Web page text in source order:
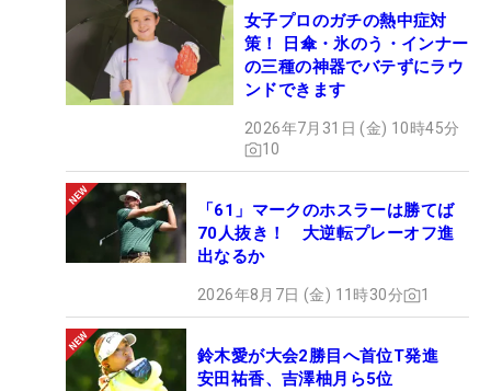
女子プロのガチの熱中症対
策！ 日傘・氷のう・インナー
の三種の神器でバテずにラウ
ンドできます
2026年7月31日 (金) 10時45分
10
「61」マークのホスラーは勝てば
70人抜き！ 大逆転プレーオフ進
出なるか
2026年8月7日 (金) 11時30分 1
鈴木愛が大会2勝目へ首位T発進
安田祐香、吉澤柚月ら5位